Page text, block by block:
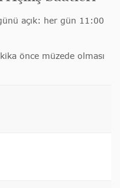
açık: her gün 11:00
önce müzede olması